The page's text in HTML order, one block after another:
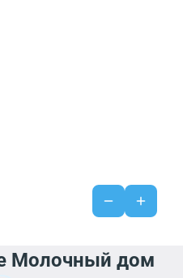
Молочный дом